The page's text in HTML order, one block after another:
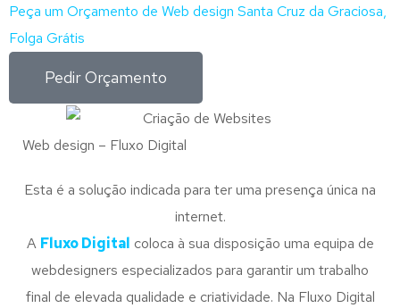
Peça um Orçamento de Web design Santa Cruz da Graciosa,
Folga Grátis
Pedir Orçamento
Web design – Fluxo Digital
Esta é a solução indicada para ter uma presença única na
internet.
A Fluxo Digital coloca à sua disposição uma equipa de
webdesigners especializados para garantir um trabalho
final de elevada qualidade e criatividade. Na Fluxo Digital